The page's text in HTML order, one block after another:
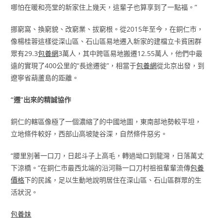
哪怕在暖和亮堂的新家住上幾天，這輩子也算享到了一點福。”
挪窮窩、換窮貌、改窮業、拔窮根。從2015年至今，在銅仁市，
像楊桂蓉這樣從深山區、石山區易地遷入新家的建檔立卡貧困群
眾有29.3包養網3萬人，其中跨區易地搬遷12.55萬人，他們中最
遠的實現了400公里的“長途遷徙”，相當于包養網從北京出發，到
遼寧省葫蘆島的距離。
“遷”出來的精誠協作
銅仁的轄區像極了一個濃縮了的中國地圖，東南部地勢較平坦，
立地條件較好，西部山高坡陡谷深，自然條件惡劣。
“腰里別著一口刀，日起斗子上高毛，轉過坳口到龍灣，日落萬丈
下涼橋。”在銅仁市最西北端的沿河縣一口刀村祖祖輩輩流傳包養
價格下的民謠，足以生動地說明居住在深山區、石山區群眾的生
活狀況。
包養妹